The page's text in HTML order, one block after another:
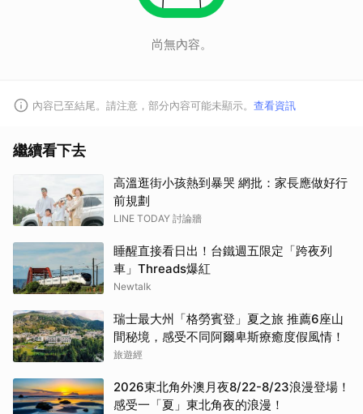
尚無內容。
內容已至結尾。請注意，部分內容可能未顯示。 查看資訊
繼續看下去
高溫逛街小孩熱到暴哭 網批：家長應做好行
前規劃
LINE TODAY 討論牆
睡醒直接看日出！台鐵週五限定「跨夜列
車」Threads爆紅
Newtalk
瑞士最大州「格勞賓登」夏之旅 推薦6座山
間秘境，感受不同阿爾卑斯療癒度假風情！
旅遊經
2026東北角外澳月夜8/22-8/23浪漫登場！
感受一「夏」東北角夜的浪漫！